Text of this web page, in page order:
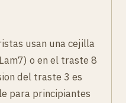
usan una cejilla
o en el traste 8
del traste 3 es
para principiantes